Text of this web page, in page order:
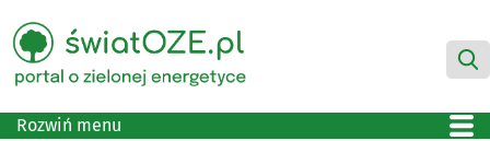
Rozwiń menu